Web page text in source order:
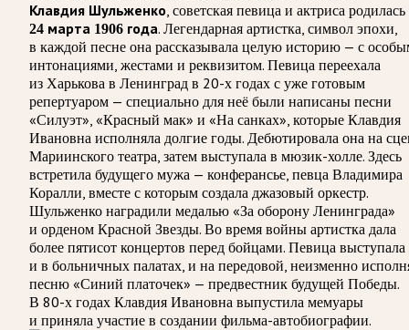
Клавдия Шульженко , советская певица и актриса родилась
24 марта 1906 года. Легендарная артистка, символ эпохи,
в каждой песне она рассказывала целую историю — с
интонациями, жестами и реквизитом. Певица переехала
из Харькова в Ленинград в 20-х годах с уже готовым
репертуаром — специально для неё были написаны песни
«Силуэт», «Красный мак» и «На санках», которые Клавдия
Ивановна исполняла долгие годы. Дебютировала она на
Мариинского театра, затем выступала в мюзик-холле. Здесь
встретила будущего мужа — конферансье, певца Владимира
Коралли, вместе с которым создала джазовый оркестр.
Шульженко наградили медалью «За оборону Ленинграда»
и орденом Красной Звезды. Во время войны артистка дала
более пятисот концертов перед бойцами. Певица выступала
и в больничных палатах, и на передовой, неизменно
песню «Синий платочек» — предвестник будущей Победы.
В 80-х годах Клавдия Ивановна выпустила мемуары
и приняла участие в создании фильма-автобиографии.